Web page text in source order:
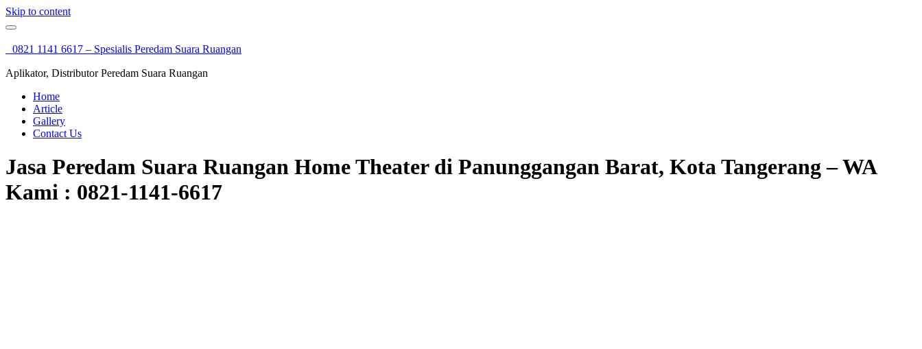
Skip to content
0821 1141 6617 – Spesialis Peredam Suara Ruangan
Aplikator, Distributor Peredam Suara Ruangan
Home
Article
Gallery
Contact Us
Jasa Peredam Suara Ruangan Home Theater di Panunggangan Barat, Kota Tangerang – WA
Kami : 0821-1141-6617